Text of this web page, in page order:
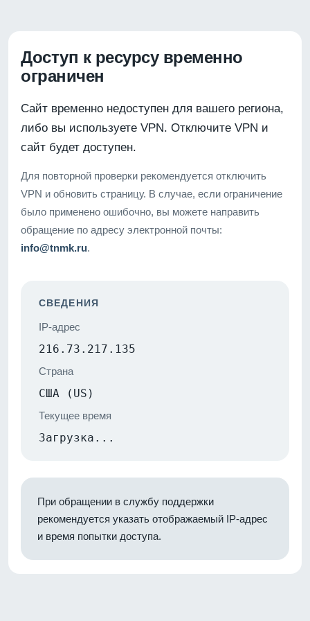
Доступ к ресурсу временно
ограничен
Сайт временно недоступен для вашего региона,
либо вы используете VPN. Отключите VPN и
сайт будет доступен.
Для повторной проверки рекомендуется отключить
VPN и обновить страницу. В случае, если ограничение
было применено ошибочно, вы можете направить
обращение по адресу электронной почты:
info@tnmk.ru.
СВЕДЕНИЯ
IP-адрес
216.73.217.135
Страна
США (US)
Текущее время
Загрузка...
При обращении в службу поддержки
рекомендуется указать отображаемый IP-адрес
и время попытки доступа.